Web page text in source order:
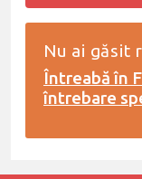
Nu ai găsit
Întreabă în
întrebare